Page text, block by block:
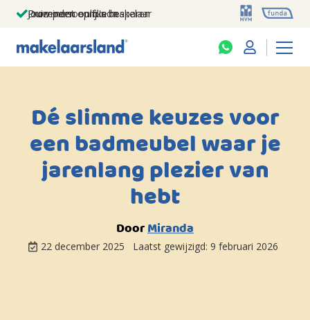
Jouw persoonlijke makelaar
Duizenden euro's besparen
Prominent op funda
Dé slimme keuzes voor
een badmeubel waar je
jarenlang plezier van
hebt
DoorMiranda
22 december 2025 Laatst gewijzigd: 9 februari 2026